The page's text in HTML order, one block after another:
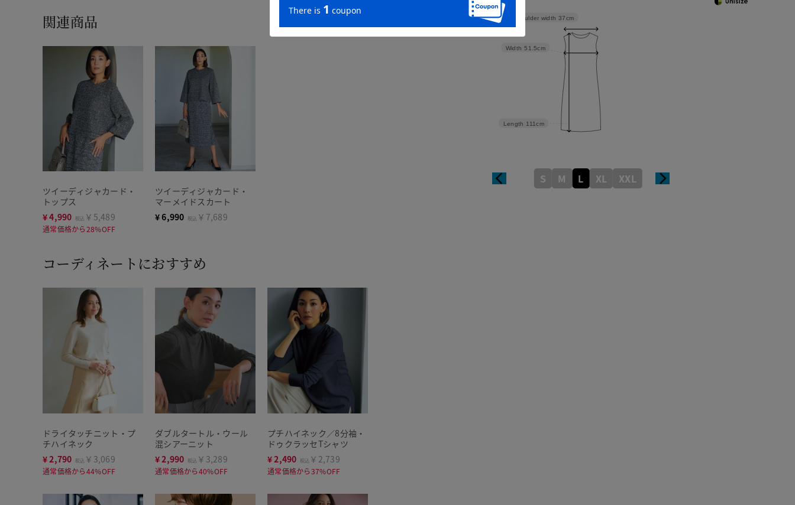
関連商品
ツイーディジャカード・
トップス
¥4,990 税込 ￥5,489
通常価格から28%OFF
ツイーディジャカード・
マーメイドスカート
¥6,990 税込 ￥7,689
コーディネートにおすすめ
ドライタッチニット・プ
チハイネック
¥2,790 税込 ￥3,069
通常価格から44%OFF
ダブルタートル・ウール
混シアーニット
¥2,990 税込 ￥3,289
通常価格から40%OFF
プチハイネック／8分袖・
ドゥクラッセTシャツ
¥2,490 税込 ￥2,739
通常価格から37%OFF
Length 111cm
Width 51.5cm
Shoulder width 37cm
S M L XL XXL